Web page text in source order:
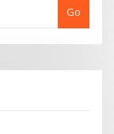
Go